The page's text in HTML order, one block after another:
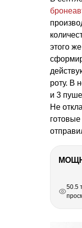
этого
роту. В
и 3
Не
готовые
50.5